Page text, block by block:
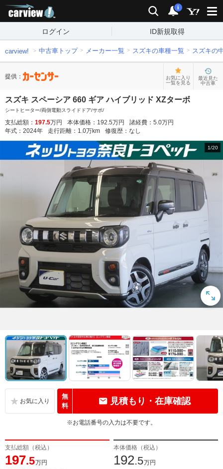
検索 通知
i
ログイン ID新規取得
carview! 中古車トップ メーカー一覧 スズキの車種一覧 スズキの
提供：
お気に入り
一覧を見る
最近見た
中古車
スズキ スペーシア 660 ギア ハイブリッド XZターボ
シートヒーター/両側電動スライドドア/サポ/
支払総額： 197.5万円 本体価格： 192.5万円 諸経費： 5.0万円
年式： 2024年 走行距離： 1.0万km 修復歴： なし
1/20
無
料
見積もり・在庫確認
※お電話番号の入力は不要です。
支払総額（税込）
197.5万円
本体価格（税込）
192.5万円